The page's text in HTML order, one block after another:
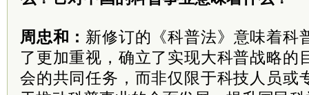
周忠和： 新修订的《科普法》意味着科
了更加重视，确立了实现大科普战略的
会的共同任务，而非仅限于科技人员或